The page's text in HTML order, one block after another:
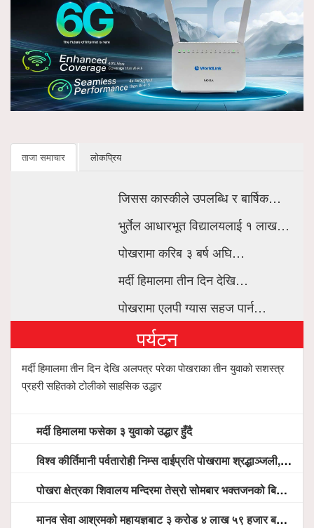
ताजा समाचार लोकप्रिय
जिसस कास्कीले उपलब्धि र बार्षिक…
भुर्तेल आधारभूत विद्यालयलाई १ लाख…
पोखरामा करिब ३ बर्ष अघि…
मर्दी हिमालमा तीन दिन देखि…
पोखरामा एलपी ग्यास सहज पार्न…
पर्यटन
मर्दी हिमालमा तीन दिन देखि अलपत्र परेका पोखराका तीन युवाको सशस्त्र
प्रहरी सहितको टोलीको साहसिक उद्धार
मर्दी हिमालमा फसेका ३ युवाको उद्धार हुँदै
विश्व कीर्तिमानी पर्वतारोही निम्स दाईप्रति पोखरामा श्रद्धाञ्जली, दीप प्रज्वलन गर्दै योगदानको प्रशंसा (भिडियो सहित)
पोखरा क्षेत्रका शिवालय मन्दिरमा तेस्रो सोमबार भक्तजनको बिहानैदेखि घुइँचो
मानव सेवा आश्रमको महायज्ञबाट ३ करोड ४ लाख ५९ हजार बचत, १ करोड ४४ लाख उठ्न बाँकी, विना संचार माध्यम तर प्रचार प्रसारमै भयो १९ लाख खर्च !